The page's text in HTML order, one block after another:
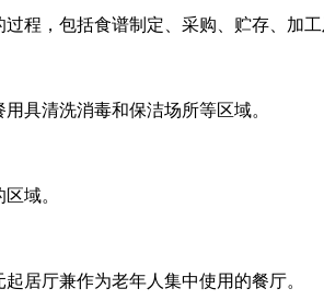
程，包括食谱制定、采购、贮存、加
具清洗消毒和保洁场所等区域。
域。
居厅兼作为老年人集中使用的餐厅。